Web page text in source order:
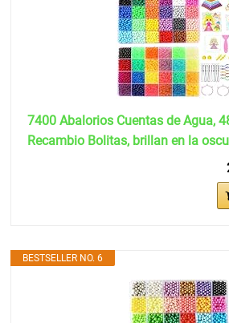
7400 Abalorios Cuentas de Agua,
Recambio Bolitas, brillan en la
BESTSELLER NO. 6